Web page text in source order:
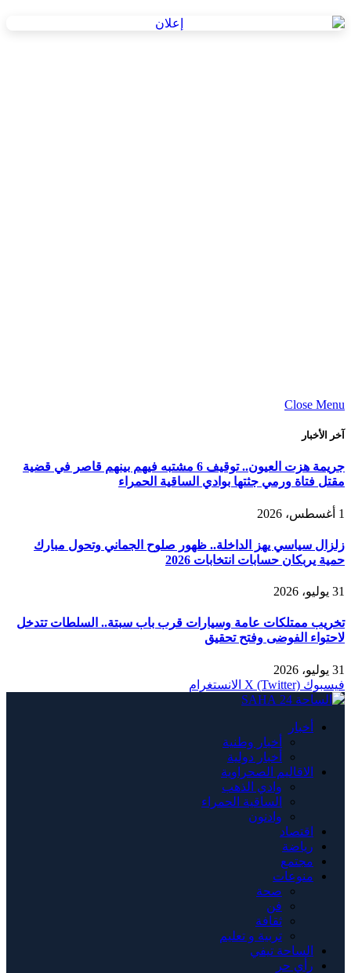
Close Menu
آخر الأخبار
جريمة هزت العيون.. توقيف 6 مشتبه فيهم بينهم قاصر في قضية
مقتل فتاة ورمي جثتها بوادي الساقية الحمراء
1 أغسطس، 2026
زلزال سياسي يهز الداخلة.. ظهور صلوح الجماني وتحول مبارك
حمية يربكان حسابات انتخابات 2026
31 يوليو، 2026
تخريب ممتلكات عامة وسيارات قرب باب سبتة.. السلطات تتدخل
لاحتواء الفوضى وفتح تحقيق
31 يوليو، 2026
فيسبوك X (Twitter) الانستغرام
أخبار
أخبار وطنية
أخبار دولية
الاقاليم الصحراوية
وادي الذهب
الساقية الحمراء
وادنون
اقتصاد
رياضة
مجتمع
منوعات
صحة
فن
ثقافة
تربية و تعليم
الساحة تيفي
رأي حر